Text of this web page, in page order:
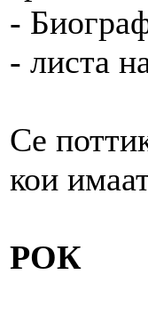
-
- листа
Се
кои
РОК